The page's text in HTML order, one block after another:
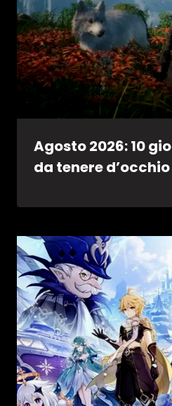
Agosto 2026: 10
da tenere d’occhio